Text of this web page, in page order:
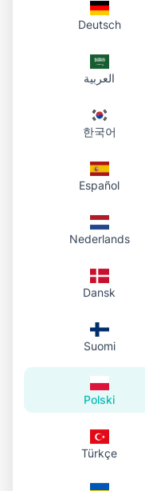
Deutsch
العربية
한국어
Español
Nederlands
Dansk
Suomi
Polski
Türkçe